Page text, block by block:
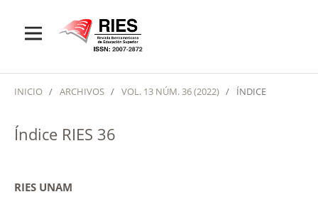
INICIO / ARCHIVOS / VOL. 13 NÚM. 36 (2022) / ÍNDICE
Índice RIES 36
RIES UNAM